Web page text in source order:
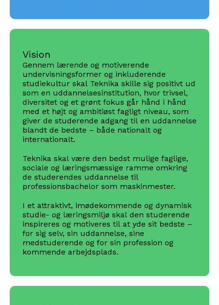
Vision
Gennem lærende og motiverende
undervisningsformer og inkluderende
studiekultur skal Teknika skille sig positivt ud
som en uddannelsesinstitution, hvor trivsel,
diversitet og et grønt fokus går hånd i hånd
med et højt og ambitiøst fagligt niveau, som
giver de studerende adgang til en uddannelse
blandt de bedste – både nationalt og
internationalt.
Teknika skal være den bedst mulige faglige,
sociale og læringsmæssige ramme omkring
de studerendes uddannelse til
professionsbachelor som maskinmester.
I et attraktivt, imødekommende og dynamisk
studie- og læringsmiljø skal den studerende
inspireres og motiveres til at yde sit bedste –
for sig selv, sin uddannelse, sine
medstuderende og for sin profession og
kommende arbejdsplads.